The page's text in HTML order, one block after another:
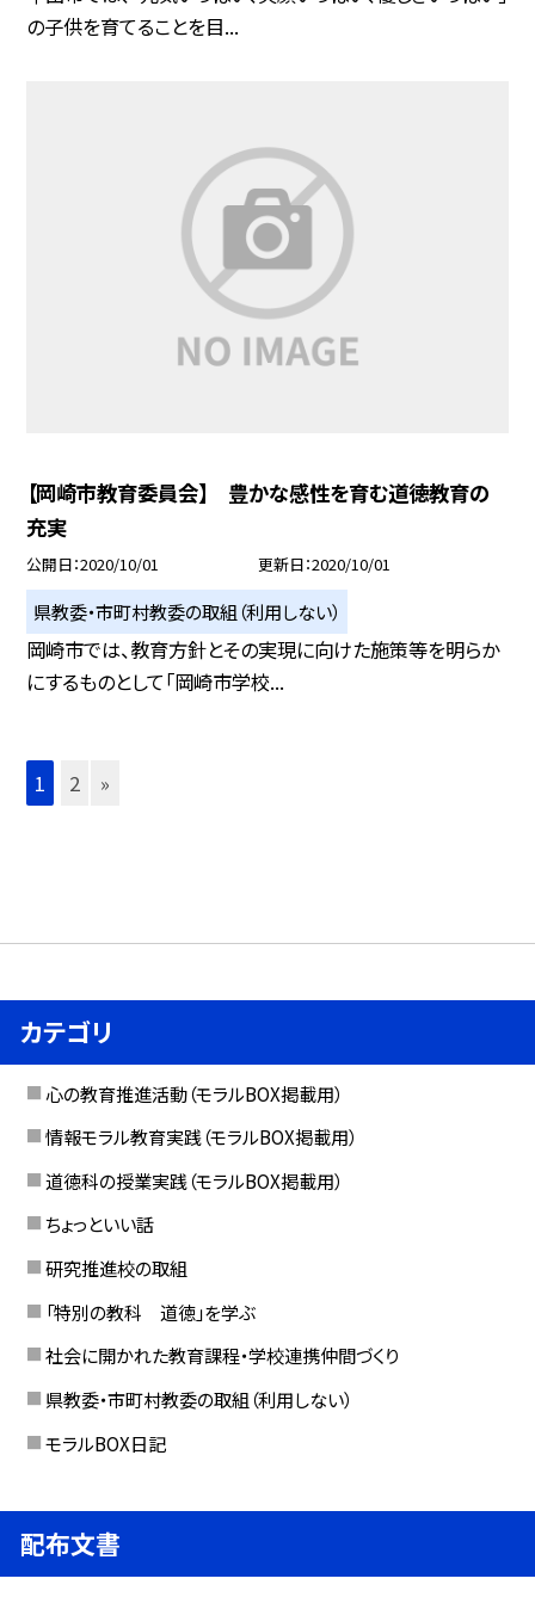
の子供を育てることを目...
【岡崎市教育委員会】 豊かな感性を育む道徳教育の
充実
公開日 2020/10/01 更新日 2020/10/01
県教委・市町村教委の取組（利用しない）
岡崎市では、教育方針とその実現に向けた施策等を明らか
にするものとして「岡崎市学校...
1 2 »
カテゴリ
心の教育推進活動（モラルBOX掲載用）
情報モラル教育実践（モラルBOX掲載用）
道徳科の授業実践（モラルBOX掲載用）
ちょっといい話
研究推進校の取組
「特別の教科 道徳」を学ぶ
社会に開かれた教育課程・学校連携仲間づくり
県教委・市町村教委の取組（利用しない）
モラルBOX日記
配布文書